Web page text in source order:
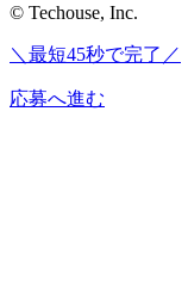
© Techouse, Inc.
＼最短45秒で完了／
応募へ進む